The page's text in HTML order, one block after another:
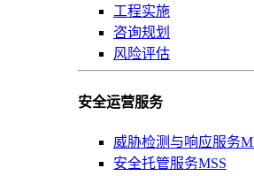
工程实施
咨询规划
风险评估
安全运营服务
威胁检测与响应服务
安全托管服务MSS